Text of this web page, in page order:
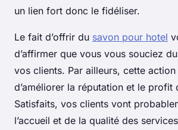
un lien fort donc le fidéliser.
Le fait d’offrir du savon pour hotel
d’affirmer que vous vous souciez
vos clients. Par ailleurs, cette
d’améliorer la réputation et le profit
Satisfaits, vos clients vont
l’accueil et de la qualité des